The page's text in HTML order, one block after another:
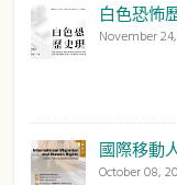
白色恐怖
November
國際移動
October 08,